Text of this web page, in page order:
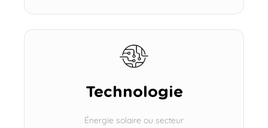
Technologie
Énergie solaire ou secteur